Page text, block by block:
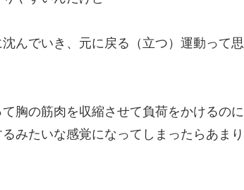
んでいき、元に戻る（立つ）運動って思
胸の筋肉を収縮させて負荷をかけるのに
みたいな感覚になってしまったらあまり